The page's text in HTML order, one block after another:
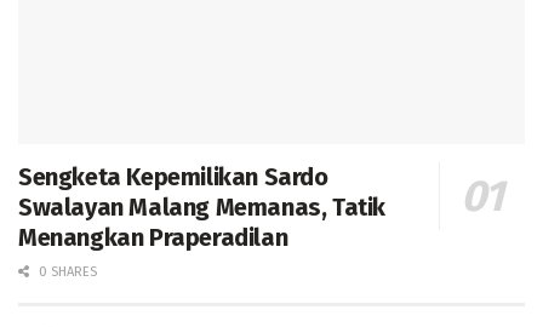
Sengketa Kepemilikan Sardo
Swalayan Malang Memanas, Tatik
Menangkan Praperadilan
0 SHARES